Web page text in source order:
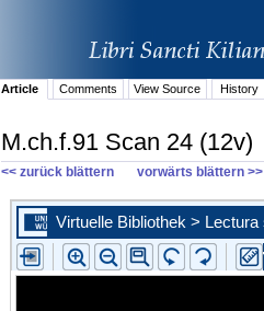
Article
Comments View Source History
M.ch.f.91 Scan 24 (12v)
<< zurück blättern vorwärts blättern >>